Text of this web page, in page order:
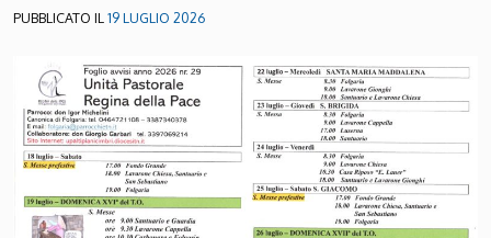
PUBBLICATO IL19 LUGLIO 2026